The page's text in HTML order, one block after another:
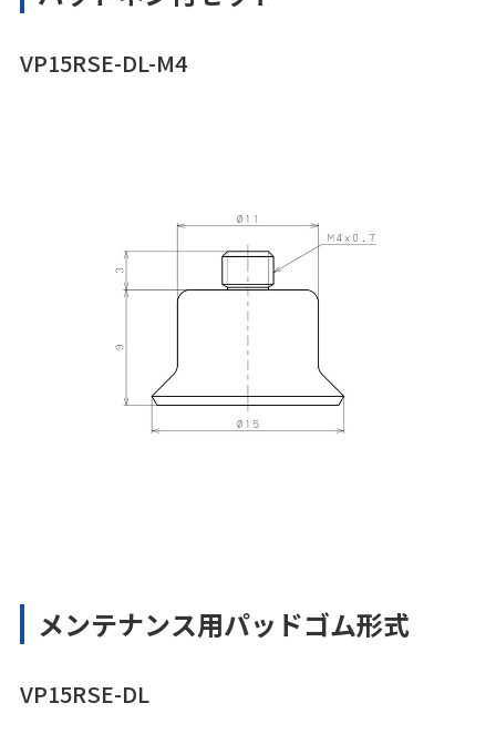
VP15RSE-DL-M4
メンテナンス用パッドゴム形式
VP15RSE-DL